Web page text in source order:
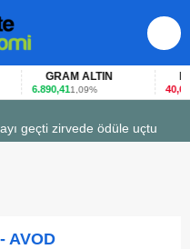
GRAM ALTIN
6.890,411,09% 40,65-
geçti zirvede ödüle uçtu
AVOD